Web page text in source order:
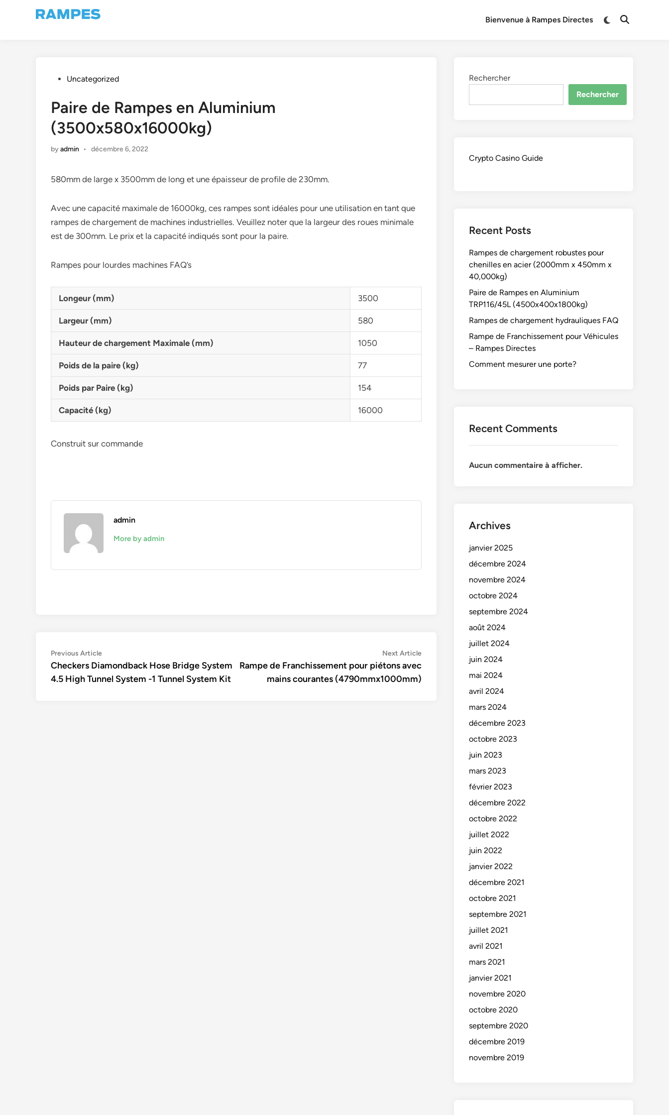
Bienvenue à Rampes Directes
Switch
Open
PostedUncategorized
Paire de Rampes en Aluminium
(3500x580x16000kg)
byadmin • décembre 6, 2022
580mm de large x 3500mm de long et une épaisseur de profile de 230mm.
Avec une capacité maximale de 16000kg, ces rampes sont idéales pour une utilisation en tant que
rampes de chargement de machines industrielles. Veuillez noter que la largeur des roues minimale
est de 300mm. Le prix et la capacité indiqués sont pour la paire.
Rampes pour lourdes machines FAQ’s
Longeur (mm) 3500
Largeur (mm) 580
Hauteur de chargement Maximale (mm) 1050
Poids de la paire (kg) 77
Poids par Paire (kg) 154
Capacité (kg) 16000
Construit sur commande
admin
More by admin
Navigation
de
l’article
Previous ArticlePrevious
article:
Checkers Diamondback Hose Bridge System
4.5 High Tunnel System -1 Tunnel System Kit
Next ArticleNext
Rampe de Franchissement pour piétons avec
mains courantes (4790mmx1000mm)
Rechercher
Rechercher
Crypto Casino Guide
Recent Posts
Rampes de chargement robustes pour
chenilles en acier (2000mm x 450mm x
40,000kg)
Paire de Rampes en Aluminium
TRP116/45L (4500x400x1800kg)
Rampes de chargement hydrauliques FAQ
Rampe de Franchissement pour Véhicules
– Rampes Directes
Comment mesurer une porte?
Recent Comments
Aucun commentaire à afficher.
Archives
janvier 2025
décembre 2024
novembre 2024
octobre 2024
septembre 2024
août 2024
juillet 2024
juin 2024
mai 2024
avril 2024
mars 2024
décembre 2023
octobre 2023
juin 2023
mars 2023
février 2023
décembre 2022
octobre 2022
juillet 2022
juin 2022
janvier 2022
décembre 2021
octobre 2021
septembre 2021
juillet 2021
avril 2021
mars 2021
janvier 2021
novembre 2020
octobre 2020
septembre 2020
décembre 2019
novembre 2019